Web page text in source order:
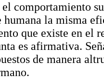
comportamiento
humana la misma
que existe en el
es afirmativa.
de manera